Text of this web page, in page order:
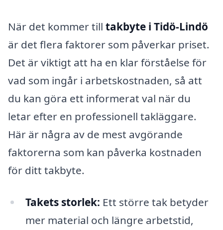
När det kommer till takbyte i Tidö-Lindö
är det flera faktorer som påverkar priset.
Det är viktigt att ha en klar förståelse för
vad som ingår i arbetskostnaden, så att
du kan göra ett informerat val när du
letar efter en professionell takläggare.
Här är några av de mest avgörande
faktorerna som kan påverka kostnaden
för ditt takbyte.
Takets storlek: Ett större tak betyder
mer material och längre arbetstid,